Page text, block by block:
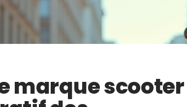
marque scooter